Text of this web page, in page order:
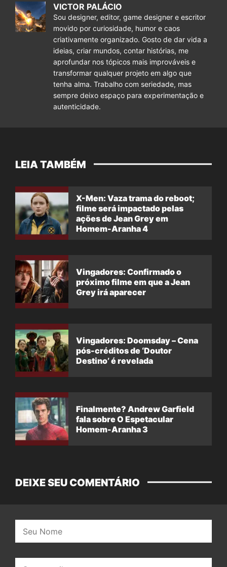
VICTOR PALÁCIO
Sou designer, editor, game designer e escritor
movido por curiosidade, humor e caos
criativamente organizado. Gosto de dar vida a
ideias, criar mundos, contar histórias, me
aprofundar nos tópicos mais improváveis e
transformar qualquer projeto em algo que
tenha alma. Trabalho com seriedade, mas
sempre deixo espaço para experimentação e
autenticidade.
LEIA TAMBÉM
X-Men: Vaza trama do reboot;
filme será impactado pelas
ações de Jean Grey em
Homem-Aranha 4
Vingadores: Confirmado o
próximo filme em que a Jean
Grey irá aparecer
Vingadores: Doomsday – Cena
pós-créditos de ‘Doutor
Destino’ é revelada
Finalmente? Andrew Garfield
fala sobre O Espetacular
Homem-Aranha 3
DEIXE SEU COMENTÁRIO